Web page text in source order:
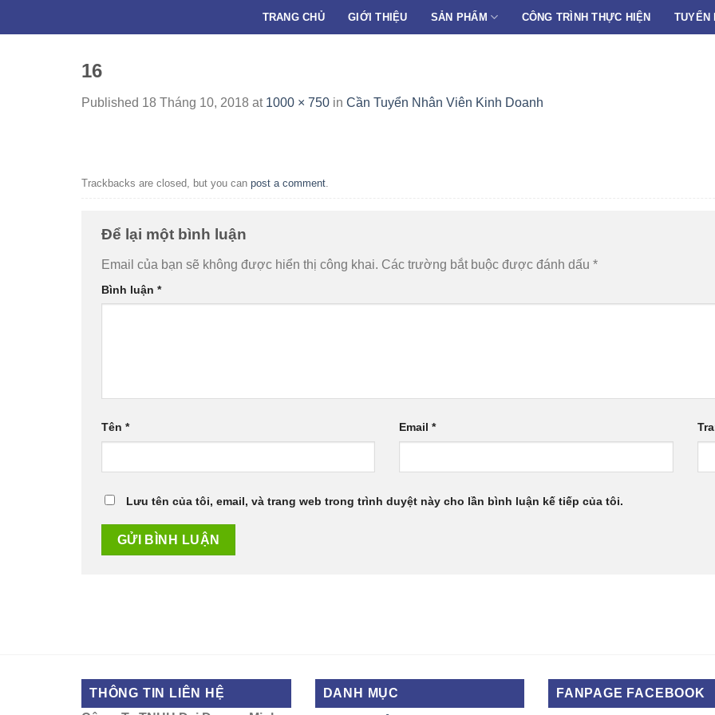
TRANG CHỦ GIỚI THIỆU SẢN PHẨM CÔNG TRÌNH THỰC HIỆN TUYỂN
16
Published 18 Tháng 10, 2018 at 1000 × 750 in Cần Tuyển Nhân Viên Kinh Doanh
Trackbacks are closed, but you can post a comment.
Để lại một bình luận
Email của bạn sẽ không được hiển thị công khai. Các trường bắt buộc được đánh dấu *
Bình luận *
Tên * Email*
Lưu tên của tôi, email, và trang web trong trình duyệt này cho lần bình luận kế tiếp của tôi.
THÔNG TIN LIÊN HỆ
DANH MỤC FANPAGE FACEBOOK